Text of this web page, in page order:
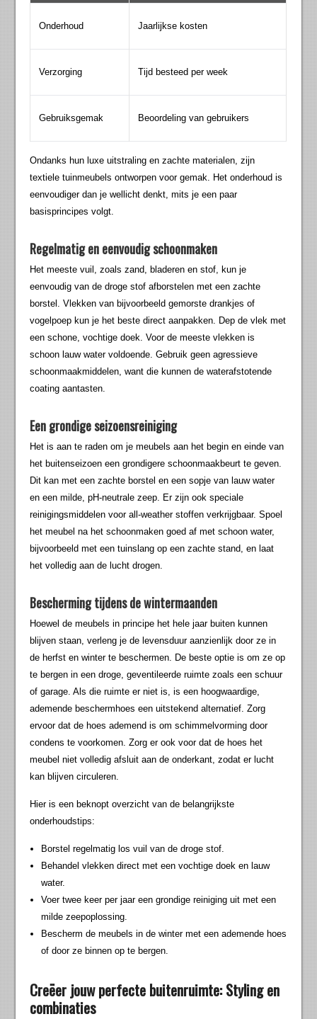
Onderhoud Jaarlijkse kosten
Verzorging Tijd besteed per week
Gebruiksgemak Beoordeling van gebruikers
Ondanks hun luxe uitstraling en zachte materialen, zijn
textiele tuinmeubels ontworpen voor gemak. Het onderhoud is
eenvoudiger dan je wellicht denkt, mits je een paar
basisprincipes volgt.
Regelmatig en eenvoudig schoonmaken
Het meeste vuil, zoals zand, bladeren en stof, kun je
eenvoudig van de droge stof afborstelen met een zachte
borstel. Vlekken van bijvoorbeeld gemorste drankjes of
vogelpoep kun je het beste direct aanpakken. Dep de vlek met
een schone, vochtige doek. Voor de meeste vlekken is
schoon lauw water voldoende. Gebruik geen agressieve
schoonmaakmiddelen, want die kunnen de waterafstotende
coating aantasten.
Een grondige seizoensreiniging
Het is aan te raden om je meubels aan het begin en einde van
het buitenseizoen een grondigere schoonmaakbeurt te geven.
Dit kan met een zachte borstel en een sopje van lauw water
en een milde, pH-neutrale zeep. Er zijn ook speciale
reinigingsmiddelen voor all-weather stoffen verkrijgbaar. Spoel
het meubel na het schoonmaken goed af met schoon water,
bijvoorbeeld met een tuinslang op een zachte stand, en laat
het volledig aan de lucht drogen.
Bescherming tijdens de wintermaanden
Hoewel de meubels in principe het hele jaar buiten kunnen
blijven staan, verleng je de levensduur aanzienlijk door ze in
de herfst en winter te beschermen. De beste optie is om ze op
te bergen in een droge, geventileerde ruimte zoals een schuur
of garage. Als die ruimte er niet is, is een hoogwaardige,
ademende beschermhoes een uitstekend alternatief. Zorg
ervoor dat de hoes ademend is om schimmelvorming door
condens te voorkomen. Zorg er ook voor dat de hoes het
meubel niet volledig afsluit aan de onderkant, zodat er lucht
kan blijven circuleren.
Hier is een beknopt overzicht van de belangrijkste
onderhoudstips:
Borstel regelmatig los vuil van de droge stof.
Behandel vlekken direct met een vochtige doek en lauw
water.
Voer twee keer per jaar een grondige reiniging uit met een
milde zeepoplossing.
Bescherm de meubels in de winter met een ademende hoes
of door ze binnen op te bergen.
Creëer jouw perfecte buitenruimte: Styling en
combinaties